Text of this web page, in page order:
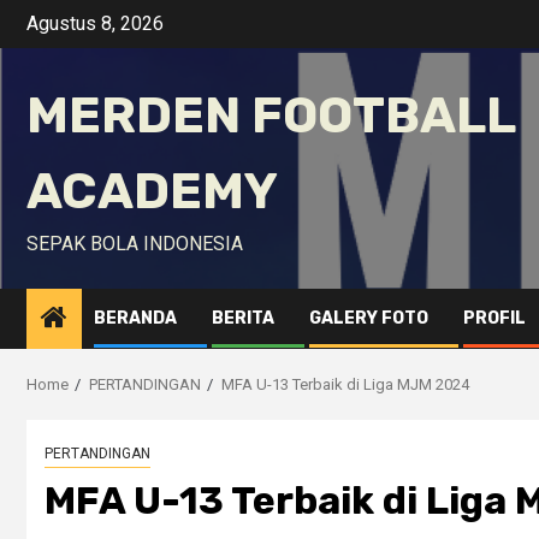
SkipAgustus 8, 2026
MERDEN FOOTBALL
ACADEMY
SEPAK BOLA INDONESIA
BERANDA BERITA GALERY FOTO PROFIL
Home PERTANDINGAN MFA U-13 Terbaik di Liga MJM 2024
PERTANDINGAN
MFA U-13 Terbaik di Liga